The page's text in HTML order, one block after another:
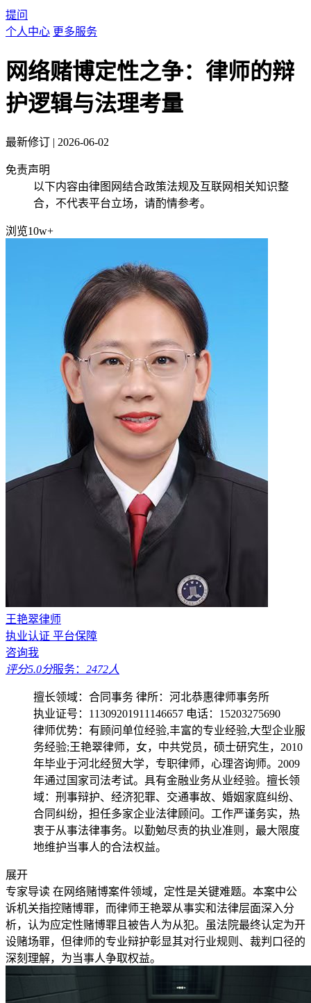
提问
个人中心 更多服务
网络赌博定性之争：律师的辩
护逻辑与法理考量
最新修订 | 2026-06-02
免责声明
以下内容由律图网结合政策法规及互联网相关知识整
合，不代表平台立场，请酌情参考。
浏览10w+
王艳翠律师
执业认证 平台保障
咨询我
评分5.0分服务： 2472人
擅长领域：合同事务 律所：河北恭惠律师事务所
执业证号：11309201911146657 电话：15203275690
律师优势：有顾问单位经验,丰富的专业经验,大型企业服
务经验;王艳翠律师，女，中共党员，硕士研究生，2010
年毕业于河北经贸大学，专职律师，心理咨询师。2009
年通过国家司法考试。具有金融业务从业经验。擅长领
域：刑事辩护、经济犯罪、交通事故、婚姻家庭纠纷、
合同纠纷，担任多家企业法律顾问。工作严谨务实，热
衷于从事法律事务。以勤勉尽责的执业准则，最大限度
地维护当事人的合法权益。
展开
专家导读 在网络赌博案件领域，定性是关键难题。本案中公
诉机关指控赌博罪，而律师王艳翠从事实和法律层面深入分
析，认为应定性赌博罪且被告人为从犯。虽法院最终认定为开
设赌场罪，但律师的专业辩护彰显其对行业规则、裁判口径的
深刻理解，为当事人争取权益。